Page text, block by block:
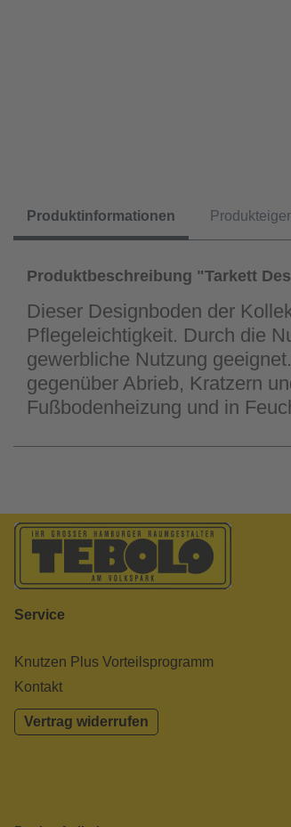
Produktinformationen
Produktbeschreibung "Tarkett
Dieser Designboden der
Pflegeleichtigkeit. Durch die
gewerbliche Nutzung
gegenüber Abrieb, Kratzern
Fußbodenheizung und in
Service
Knutzen Plus Vorteilsprogramm
Kontakt
Vertrag widerrufen